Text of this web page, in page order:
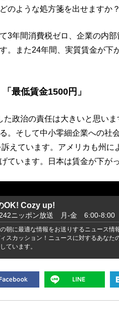
のような処方箋を出せますか？
3年間消費税ゼロ、企業の内
。また24年間、実質賃金が下
最低賃金1500円」
政治の責任は大きいと思い
。そして中小零細企業への社
えています。アメリカも州に
ています。日本は賃金が下が
OK! Cozy up!
ニッポン放送 月-金 6:00-8:00
朝に最適な情報をお送りするニュース情
スカッション！ニュースに対するあなた
ています。